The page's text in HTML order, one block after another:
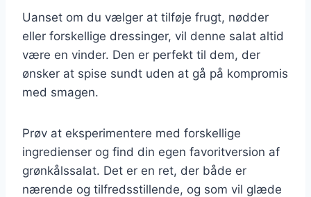
Uanset om du vælger at tilføje frugt, nødder
eller forskellige dressinger, vil denne salat altid
være en vinder. Den er perfekt til dem, der
ønsker at spise sundt uden at gå på kompromis
med smagen.
Prøv at eksperimentere med forskellige
ingredienser og find din egen favoritversion af
grønkålssalat. Det er en ret, der både er
nærende og tilfredsstillende, og som vil glæde